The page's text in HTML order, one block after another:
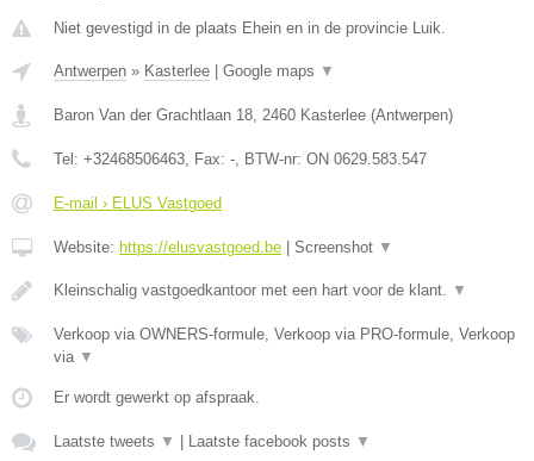
Niet gevestigd in de plaats Ehein en in de provincie Luik.
Antwerpen » Kasterlee Google maps ▼
Baron Van der Grachtlaan 18, 2460 Kasterlee (Antwerpen)
Tel: +32468506463, Fax: -, BTW-nr: ON 0629.583.547
E-mail › ELUS Vastgoed
Website: https://elusvastgoed.be Screenshot ▼
Kleinschalig vastgoedkantoor met een hart voor de klant. ▼
Verkoop via OWNERS-formule, Verkoop via PRO-formule, Verkoop
via ▼
Er wordt gewerkt op afspraak.
Laatste tweets ▼ Laatste facebook posts ▼